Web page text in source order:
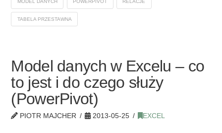
MODEL DANYCH POWERPIVOT RELACJE
TABELA PRZESTAWNA
Model danych w Excelu – co
to jest i do czego służy
(PowerPivot)
PIOTR MAJCHER 2013-05-25 EXCEL